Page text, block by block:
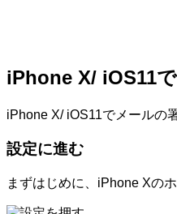
iPhone X/ iOS11
iPhone X/ iOS11でメールの
設定に進む
まずはじめに、iPhone Xの